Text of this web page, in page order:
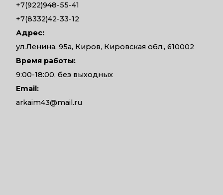
+7(922)948-55-41
+7(8332)42-33-12
Адрес:
ул.Ленина, 95а, Киров, Кировская обл., 610002
Время работы:
9:00-18:00, без выходных
Email:
arkaim43@mail.ru